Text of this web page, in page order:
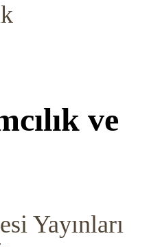
ve
Yayınları